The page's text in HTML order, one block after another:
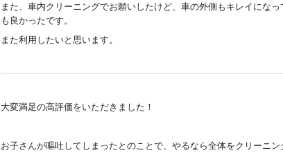
また、車内クリーニングでお願いしたけど、車の外側もキレイにな
も良かったです。
また利用したいと思います。
大変満足の高評価をいただきました！
お子さんが嘔吐してしまったとのことで、やるなら全体をクリーニン